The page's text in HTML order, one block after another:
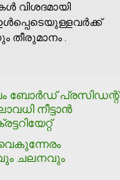
വിശദമായി
.
ബോര്‍ഡ് പ്രസിഡന്റ്
നീട്ടാന്‍
ചലനവും